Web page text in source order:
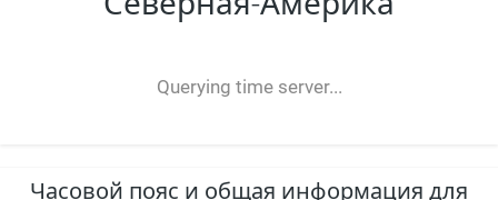
Querying time server...
-- ---- ----
Часовой пояс и общая информация для